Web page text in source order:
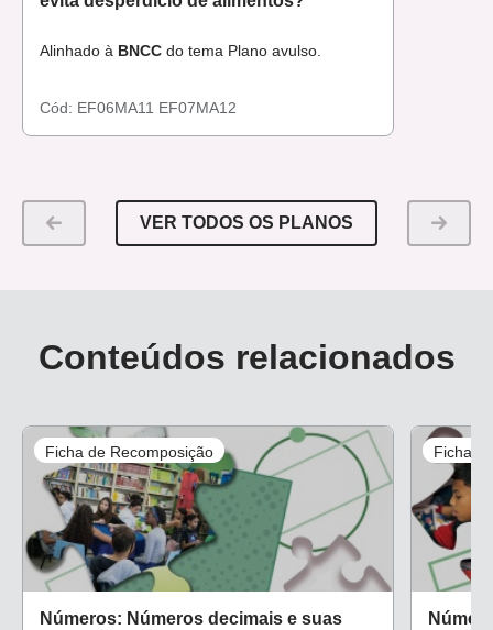
Alinhado à BNCC do tema Plano avulso.
Cód: EF06MA11 EF07MA12
VER TODOS OS PLANOS
Conteúdos relacionados
Ficha de Recomposição
Números: Números decimais e suas
Ficha